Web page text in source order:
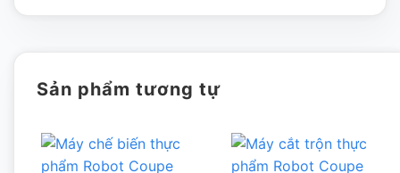
Sản phẩm tương tự